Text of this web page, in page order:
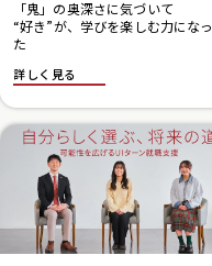
「鬼」の奥深さに気づいて
“好き”が、学びを楽しむ力になっ
た
詳しく見る